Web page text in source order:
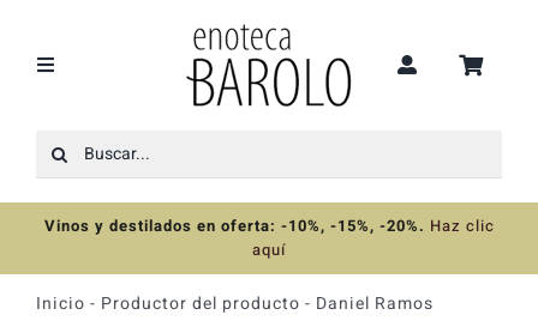
contenido
Toggle
Recomendaciones
Ofertas
Buscar:
Vinos y destilados en oferta: -10%, -15%, -20%. Haz clic
aquí
Inicio - Productor del producto - Daniel Ramos